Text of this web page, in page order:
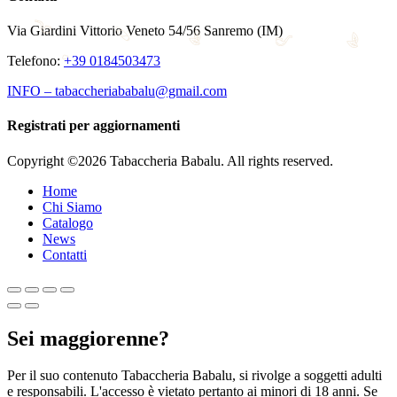
Via Giardini Vittorio Veneto 54/56 Sanremo (IM)
Telefono:+39 0184503473
INFO – tabaccheriababalu@gmail.com
Registrati per aggiornamenti
Copyright ©2026 Tabaccheria Babalu. All rights reserved.
Home
Chi Siamo
Catalogo
News
Contatti
Sei maggiorenne?
Per il suo contenuto Tabaccheria Babalu, si rivolge a soggetti adulti
e responsabili. L'accesso è vietato pertanto ai minori di 18 anni. Se